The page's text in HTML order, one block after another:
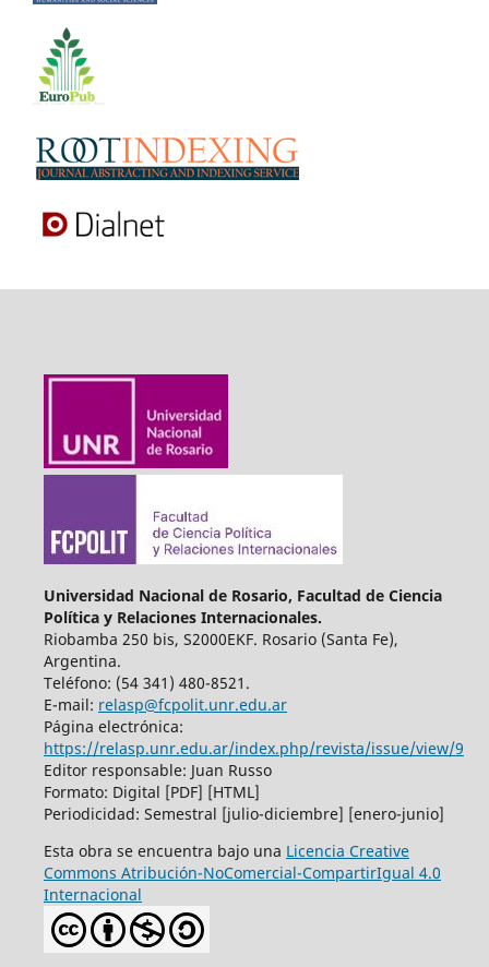
Universidad Nacional de Rosario, Facultad de Ciencia
Política y Relaciones Internacionales.
Riobamba 250 bis, S2000EKF. Rosario (Santa Fe),
Argentina.
Teléfono: (54 341) 480-8521.
E-mail: relasp@fcpolit.unr.edu.ar
Página electrónica:
https://relasp.unr.edu.ar/index.php/revista/issue/view/9
Editor responsable: Juan Russo
Formato: Digital [PDF] [HTML]
Periodicidad: Semestral [julio-diciembre] [enero-junio]
Esta obra se encuentra bajo una Licencia Creative
Commons Atribución-NoComercial-CompartirIgual 4.0
Internacional